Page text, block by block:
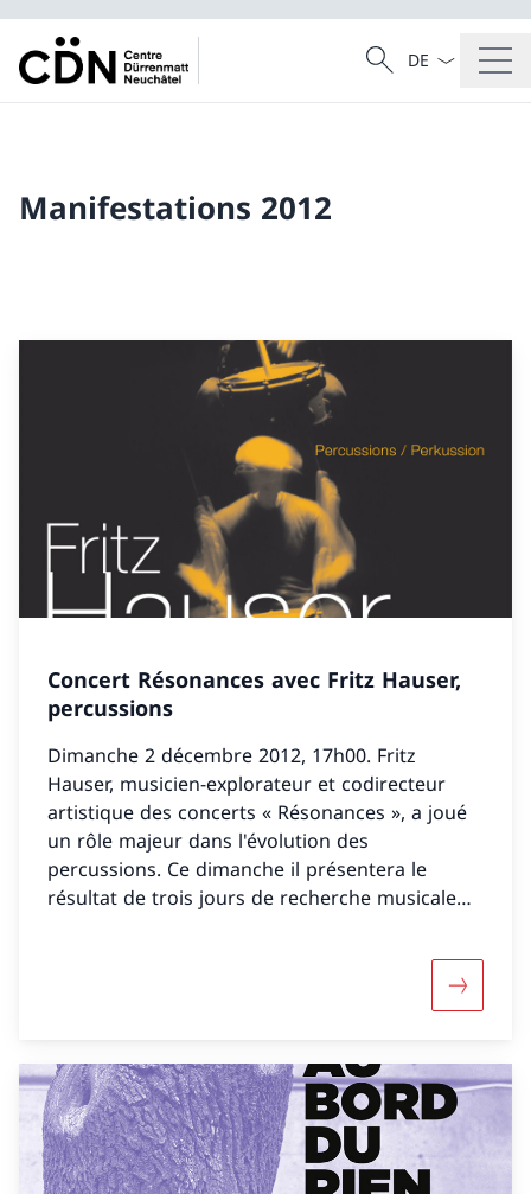
Recherche
Recherche
La langue
Manifestations 2012
Concert Résonances avec Fritz Hauser,
percussions
Dimanche 2 décembre 2012, 17h00. Fritz
Hauser, musicien-explorateur et codirecteur
artistique des concerts « Résonances », a joué
un rôle majeur dans l'évolution des
percussions. Ce dimanche il présentera le
résultat de trois jours de recherche musicale